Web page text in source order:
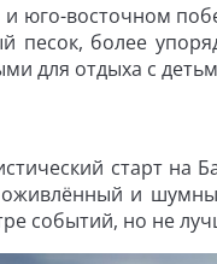
юго-восточном
песок, более
для отдыха с
старт на
и
событий, но не